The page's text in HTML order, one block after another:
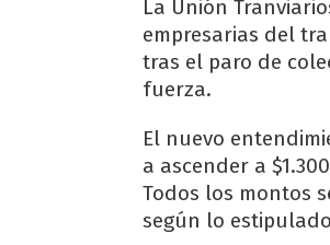
La Unión
empresarias del
tras el paro de
fuerza.
El nuevo
a ascender a
Todos los montos
según lo